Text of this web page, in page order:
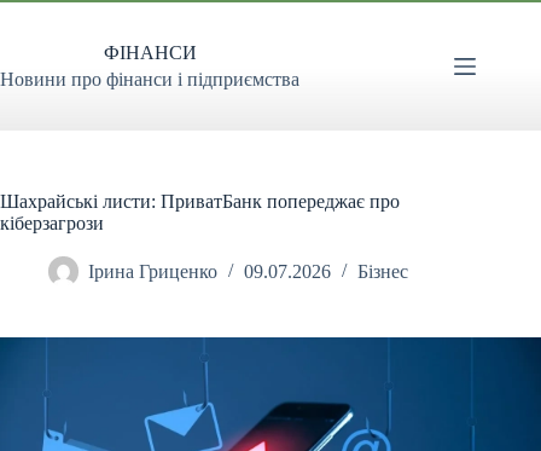
Перейти
ФІНАНСИ
Новини про фінанси і підприємства
Шахрайські листи: ПриватБанк попереджає про
кіберзагрози
Ірина Гриценко 09.07.2026 Бізнес